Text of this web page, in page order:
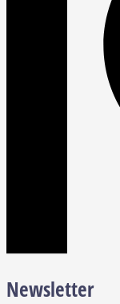
Newsletter